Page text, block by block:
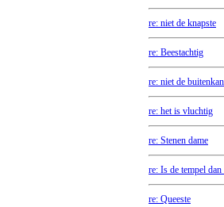
re: niet de knapste
re: Beestachtig
re: niet de
re: het is vluchtig
re: Stenen dame
re: Is de tempel
re: Queeste